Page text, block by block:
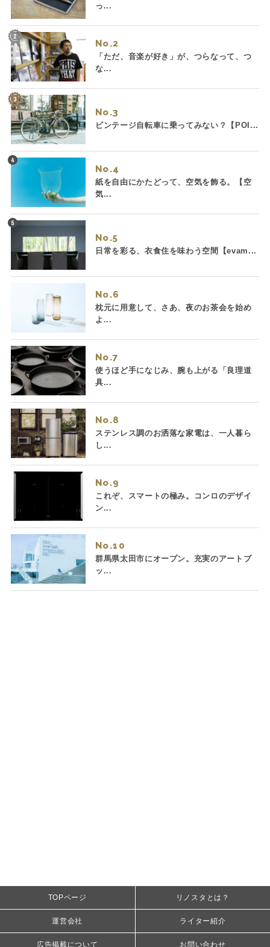
っ...
No.
「ただ、音楽が好き」が、つらなって、つ
な...
No.
ビンテージ自転車に乗ってみない？【POI...
No.
紙を自由にかたどって、空気を飾る。【空
気...
No.
日常を彩る、衣食住を味わう空間【evam...
No.
枕元に用意して、さあ、夜のお茶会を始め
よ...
No.
使うほど手になじみ、腕も上がる「良理道
具...
No.
ステンレス調のお洒落な家電は、一人暮ら
し...
No.
これぞ、スマートの極み。コンロのデザイ
ン...
No.
群馬県太田市にオープン。充実のアートブ
ッ...
TOPページ リノスタとは？
運営会社 ライター紹介
広告掲載について お問い合わせ